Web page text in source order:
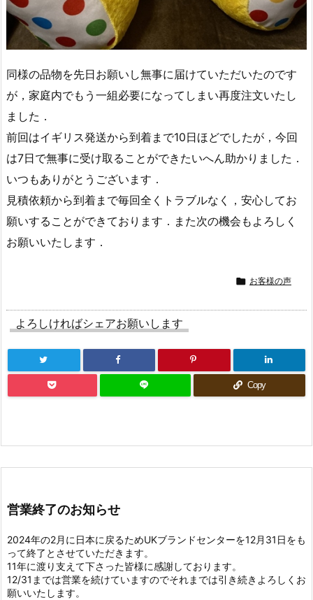
同様の品物を先日お願いし無事に届けていただいたのです
が，家庭内でもう一組必要になってしまい再度注文いたし
ました．
前回はイギリス発送から到着まで10日ほどでしたが，今回
は7日で無事に受け取ることができたいへん助かりました．
いつもありがとうございます．
見積依頼から到着まで毎回全くトラブルなく，安心してお
願いすることができております．また次の機会もよろしく
お願いいたします．
 お客様の声
よろしければシェアお願いします
Copy
営業終了のお知らせ
2024年の2月に日本に戻るためUKブランドセンターを12月31日をも
って終了とさせていただきます。
11年に渡り支えて下さった皆様に感謝しております。
12/31までは営業を続けていますのでそれまでは引き続きよろしくお
願いいたします。